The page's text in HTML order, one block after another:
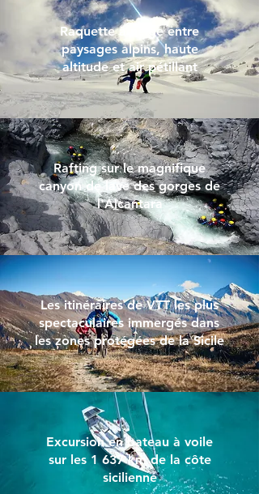
Excursion en bateau à voile
sur les 1 637 km de la côte
sicilienne
Les itinéraires de VTT les plus
spectaculaires immergés dans
les zones protégées de la Sicile
Rafting sur le magnifique
canyon de lave des gorges de
l'Alcantara
Raquette à neige entre
paysages alpins, haute
altitude et air pétillant